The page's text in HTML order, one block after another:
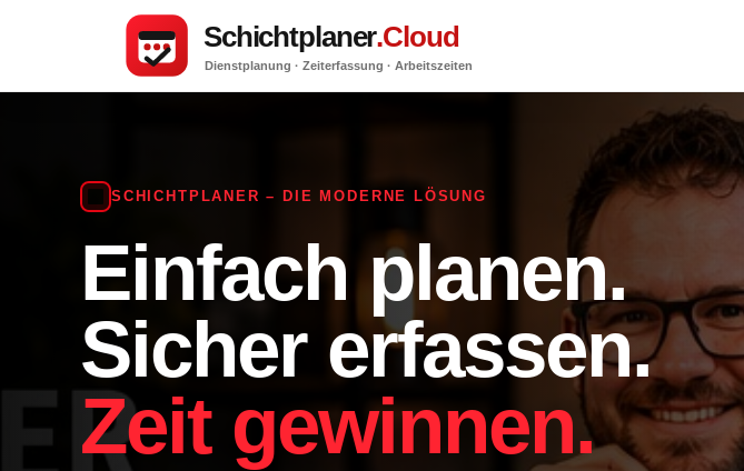
SCHICHTPLANER – DIE MODERNE LÖSUNG
Einfach planen.
Sicher erfassen.
Zeit gewinnen.